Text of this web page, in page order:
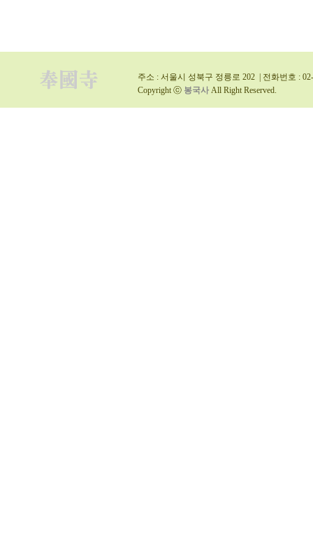
주소 : 서울시 성북구 정릉로 202 | 전화번호 :
Copyright ⓒ 봉국사 All Right Reserved.